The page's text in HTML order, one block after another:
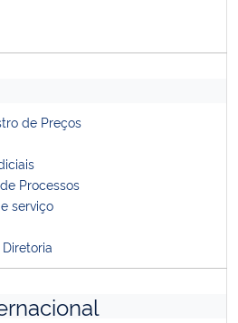
de Preços
Processos
serviço